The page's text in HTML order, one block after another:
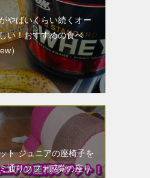
やばいくらい続くオー
い！おすすめの食べ
）
ト ジュニアの座椅子を
通りソファ感覚の座り